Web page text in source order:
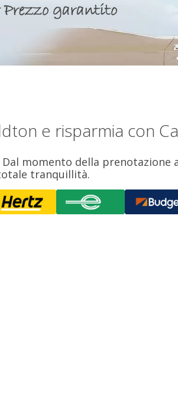
العربية
e risparmia con
momento della prenotazione
tranquillità.